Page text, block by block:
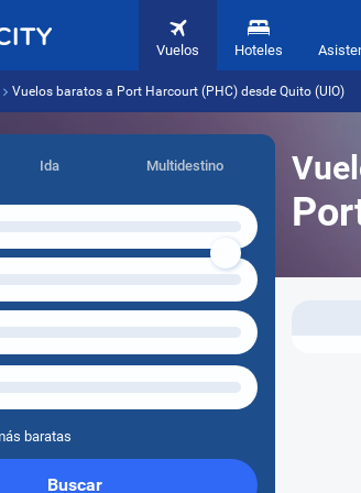
Vuelos Hoteles
Vuelos baratos a Port Harcourt (PHC) desde Quito (UIO)
Ida Multidestino
baratas
Buscar